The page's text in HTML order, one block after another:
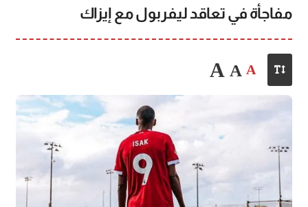
مفاجأة في تعاقد ليفربول مع إيزاك
A
A
A